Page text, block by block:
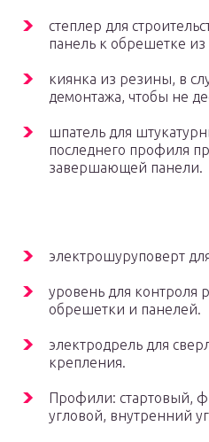
степлер для
панель к обрешетке из
киянка из резины, в
демонтажа, чтобы не
шпатель для
последнего профиля
завершающей панели.
электрошуруповерт
уровень для контроля
обрешетки и панелей.
электродрель для
крепления.
Профили: стартовый,
угловой, внутренний